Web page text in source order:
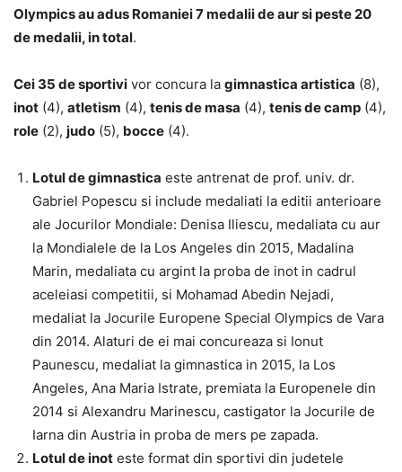
Olympics au adus Romaniei 7 medalii de aur si peste 20
de medalii, in total.
Cei 35 de sportivi vor concura la gimnastica artistica (8),
inot (4), atletism (4), tenis de masa (4), tenis de camp (4),
role (2), judo (5), bocce (4).
Lotul de gimnastica este antrenat de prof. univ. dr.
Gabriel Popescu si include medaliati la editii anterioare
ale Jocurilor Mondiale: Denisa Iliescu, medaliata cu aur
la Mondialele de la Los Angeles din 2015, Madalina
Marin, medaliata cu argint la proba de inot in cadrul
aceleiasi competitii, si Mohamad Abedin Nejadi,
medaliat la Jocurile Europene Special Olympics de Vara
din 2014. Alaturi de ei mai concureaza si Ionut
Paunescu, medaliat la gimnastica in 2015, la Los
Angeles, Ana Maria Istrate, premiata la Europenele din
2014 si Alexandru Marinescu, castigator la Jocurile de
Iarna din Austria in proba de mers pe zapada.
Lotul de inot este format din sportivi din judetele